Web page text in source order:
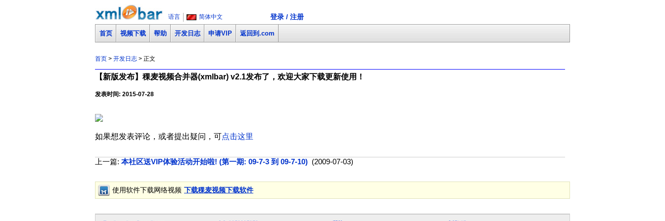
语言 简体中文 登录 / 注册
首页 视频下载 帮助 开发日志 申请VIP 返回到.com
首页 > 开发日志 > 正文
【新版发布】稞麦视频合并器(xmlbar) v2.1发布了，欢迎大家下载更新使用！
发表时间: 2015-07-28
如果想发表评论，或者提出疑问，可点击这里
上一篇: 本社区送VIP体验活动开始啦! (第一期: 09-7-3 到 09-7-10) (2009-07-03)
使用软件下载网络视频 下载稞麦视频下载软件